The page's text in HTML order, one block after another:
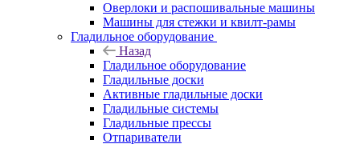
Оверлоки и распошивальные машины
Машины для стежки и квилт-рамы
Гладильное оборудование
Назад
Гладильное оборудование
Гладильные доски
Активные гладильные доски
Гладильные системы
Гладильные прессы
Отпариватели